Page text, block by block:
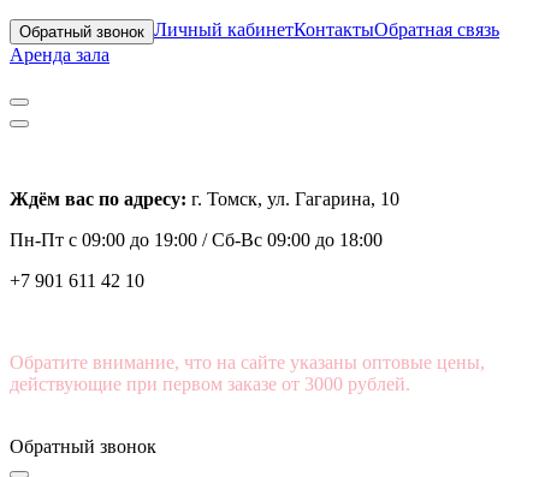
Обратный звонок Личный кабинетКонтактыОбратная связь
Аренда зала
Ждём вас по адресу: г. Томск, ул. Гагарина, 10
Пн-Пт с 09:00 до 19:00 /Сб-Вс 09:00 до 18:00
+7 901 611 42 10
Обратите внимание, что на сайте указаны оптовые цены,
действующие при первом заказе от 3000 рублей.
Обратный звонок